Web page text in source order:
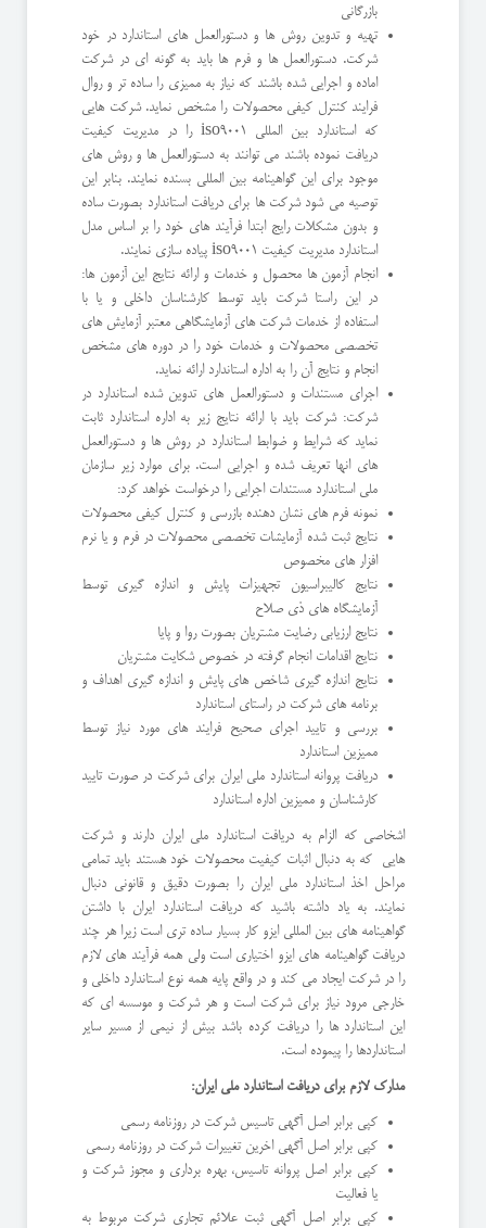
بازرگانی
تهیه و تدوین روش ها و دستورالعمل های استاندارد در خود
شرکت. دستورالعمل ها و فرم ها باید به گونه ای در شرکت
اماده و اجرایی شده باشند که نیاز به ممیزی را ساده تر و روال
فرایند کنترل کیفی محصولات را مشخص نماید. شرکت هایی
که استاندارد بین المللی iso9001 را در مدیریت کیفیت
دریافت نموده باشند می توانند به دستورالعمل ها و روش های
موجود برای این گواهینامه بین المللی بسنده نمایند. بنابر این
توصیه می شود شرکت ها برای دریافت استاندارد بصورت ساده
و بدون مشکلات رایج ابتدا فرآیند های خود را بر اساس مدل
استاندارد مدیریت کیفیت iso9001 پیاده سازی نمایند.
انجام آزمون ها محصول و خدمات و ارائه نتایج این آزمون ها:
در این راستا شرکت باید توسط کارشناسان داخلی و یا با
استفاده از خدمات شرکت های آزمایشگاهی معتبر آزمایش های
تخصصی محصولات و خدمات خود را در دوره های مشخص
انجام و نتایج آن را به اداره استاندارد ارائه نماید.
اجرای مستندات و دستورالعمل های تدوین شده استاندارد در
شرکت: شرکت باید با ارائه نتایج زیر به اداره استاندارد ثابت
نماید که شرایط و ضوابط استاندارد در روش ها و دستورالعمل
های انها تعریف شده و اجرایی است. برای موارد زیر سازمان
ملی استاندارد مستندات اجرایی را درخواست خواهد کرد:
نمونه فرم های نشان دهنده بازرسی و کنترل کیفی محصولات
نتایج ثبت شده آزمایشات تخصصی محصولات در فرم و یا نرم
افزار های مخصوص
نتایج کالیبراسیون تجهیزات پایش و اندازه گیری توسط
آزمایشگاه های ذی صلاح
نتایج ارزیابی رضایت مشتریان بصورت روا و پایا
نتایج اقدامات انجام گرفته در خصوص شکایت مشتریان
نتایج اندازه گیری شاخص های پایش و اندازه گیری اهداف و
برنامه های شرکت در راستای استاندارد
بررسی و تایید اجرای صحیح فرایند های مورد نیاز توسط
ممیزین استاندارد
دریافت پروانه استاندارد ملی ایران برای شرکت در صورت تایید
کارشناسان و ممیزین اداره استاندارد
اشخاصی که الزام به دریافت استاندارد ملی ایران دارند و شرکت
هایی که به دنبال اثبات کیفیت محصولات خود هستند باید تمامی
مراحل اخذ استاندارد ملی ایران را بصورت دقیق و قانونی دنبال
نمایند. به یاد داشته باشید که دریافت استاندارد ایران با داشتن
گواهینامه های بین المللی ایزو کار بسیار ساده تری است زیرا هر چند
دریافت گواهینامه های ایزو اختیاری است ولی همه فرآیند های لازم
را در شرکت ایجاد می کند و در واقع پایه همه نوع استاندارد داخلی و
خارجی مرود نیاز برای شرکت است و هر شرکت و موسسه ای که
این استاندارد ها را دریافت کرده باشد بیش از نیمی از مسیر سایر
استانداردها را پیموده است.
مدارک لازم برای دریافت استاندارد ملی ایران:
کپی برابر اصل آگهی تاسیس شرکت در روزنامه رسمی
کپی برابر اصل آگهی اخرین تغییرات شرکت در روزنامه رسمی
کپی برابر اصل پروانه تاسیس، بهره برداری و مجوز شرکت و
یا فعالیت
کپی برابر اصل آگهی ثبت علائم تجاری شرکت مربوط به